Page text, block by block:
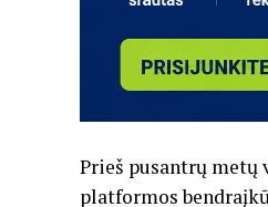
Prieš pusantrų
platformos